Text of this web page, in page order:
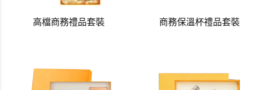
高檔商務禮品套裝 商務保溫杯禮品套裝